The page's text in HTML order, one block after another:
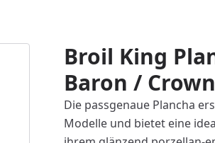
Broil King
Baron / Crown
Die passgenaue Plancha
Modelle und bietet eine